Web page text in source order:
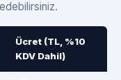
Ücret (TL, %10
KDV Dahil)